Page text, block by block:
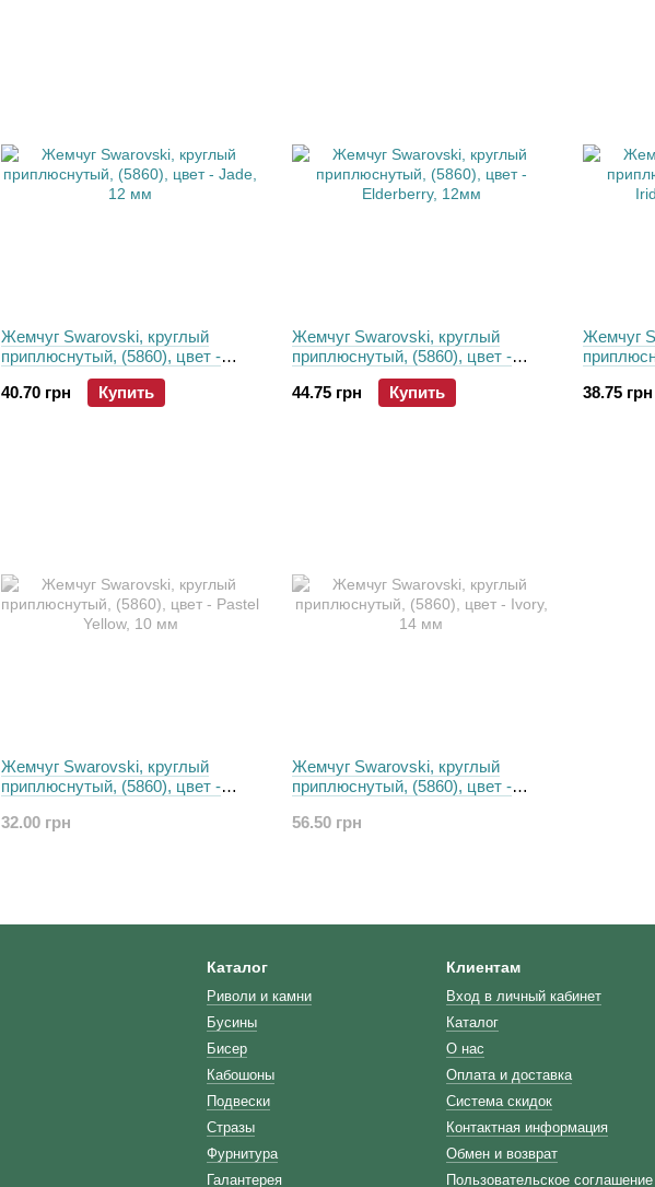
Жемчуг Swarovski, круглый
приплюснутый, (5860), цвет -
Jade, 12 мм
40.70 грн
Купить
Жемчуг Swarovski, круглый
приплюснутый, (5860), цвет -
Elderberry, 12мм
44.75 грн
Купить
Жемчуг
38.75 грн
Жемчуг Swarovski, круглый
приплюснутый, (5860), цвет -
32.00 грн
Жемчуг Swarovski, круглый
приплюснутый, (5860), цвет -
56.50 грн
Каталог
Риволи и камни
Бусины
Бисер
Кабошоны
Подвески
Стразы
Фурнитура
Галантерея
Клиентам
Вход в личный кабинет
Каталог
О нас
Оплата и доставка
Система скидок
Контактная информация
Обмен и возврат
Пользовательское соглашение